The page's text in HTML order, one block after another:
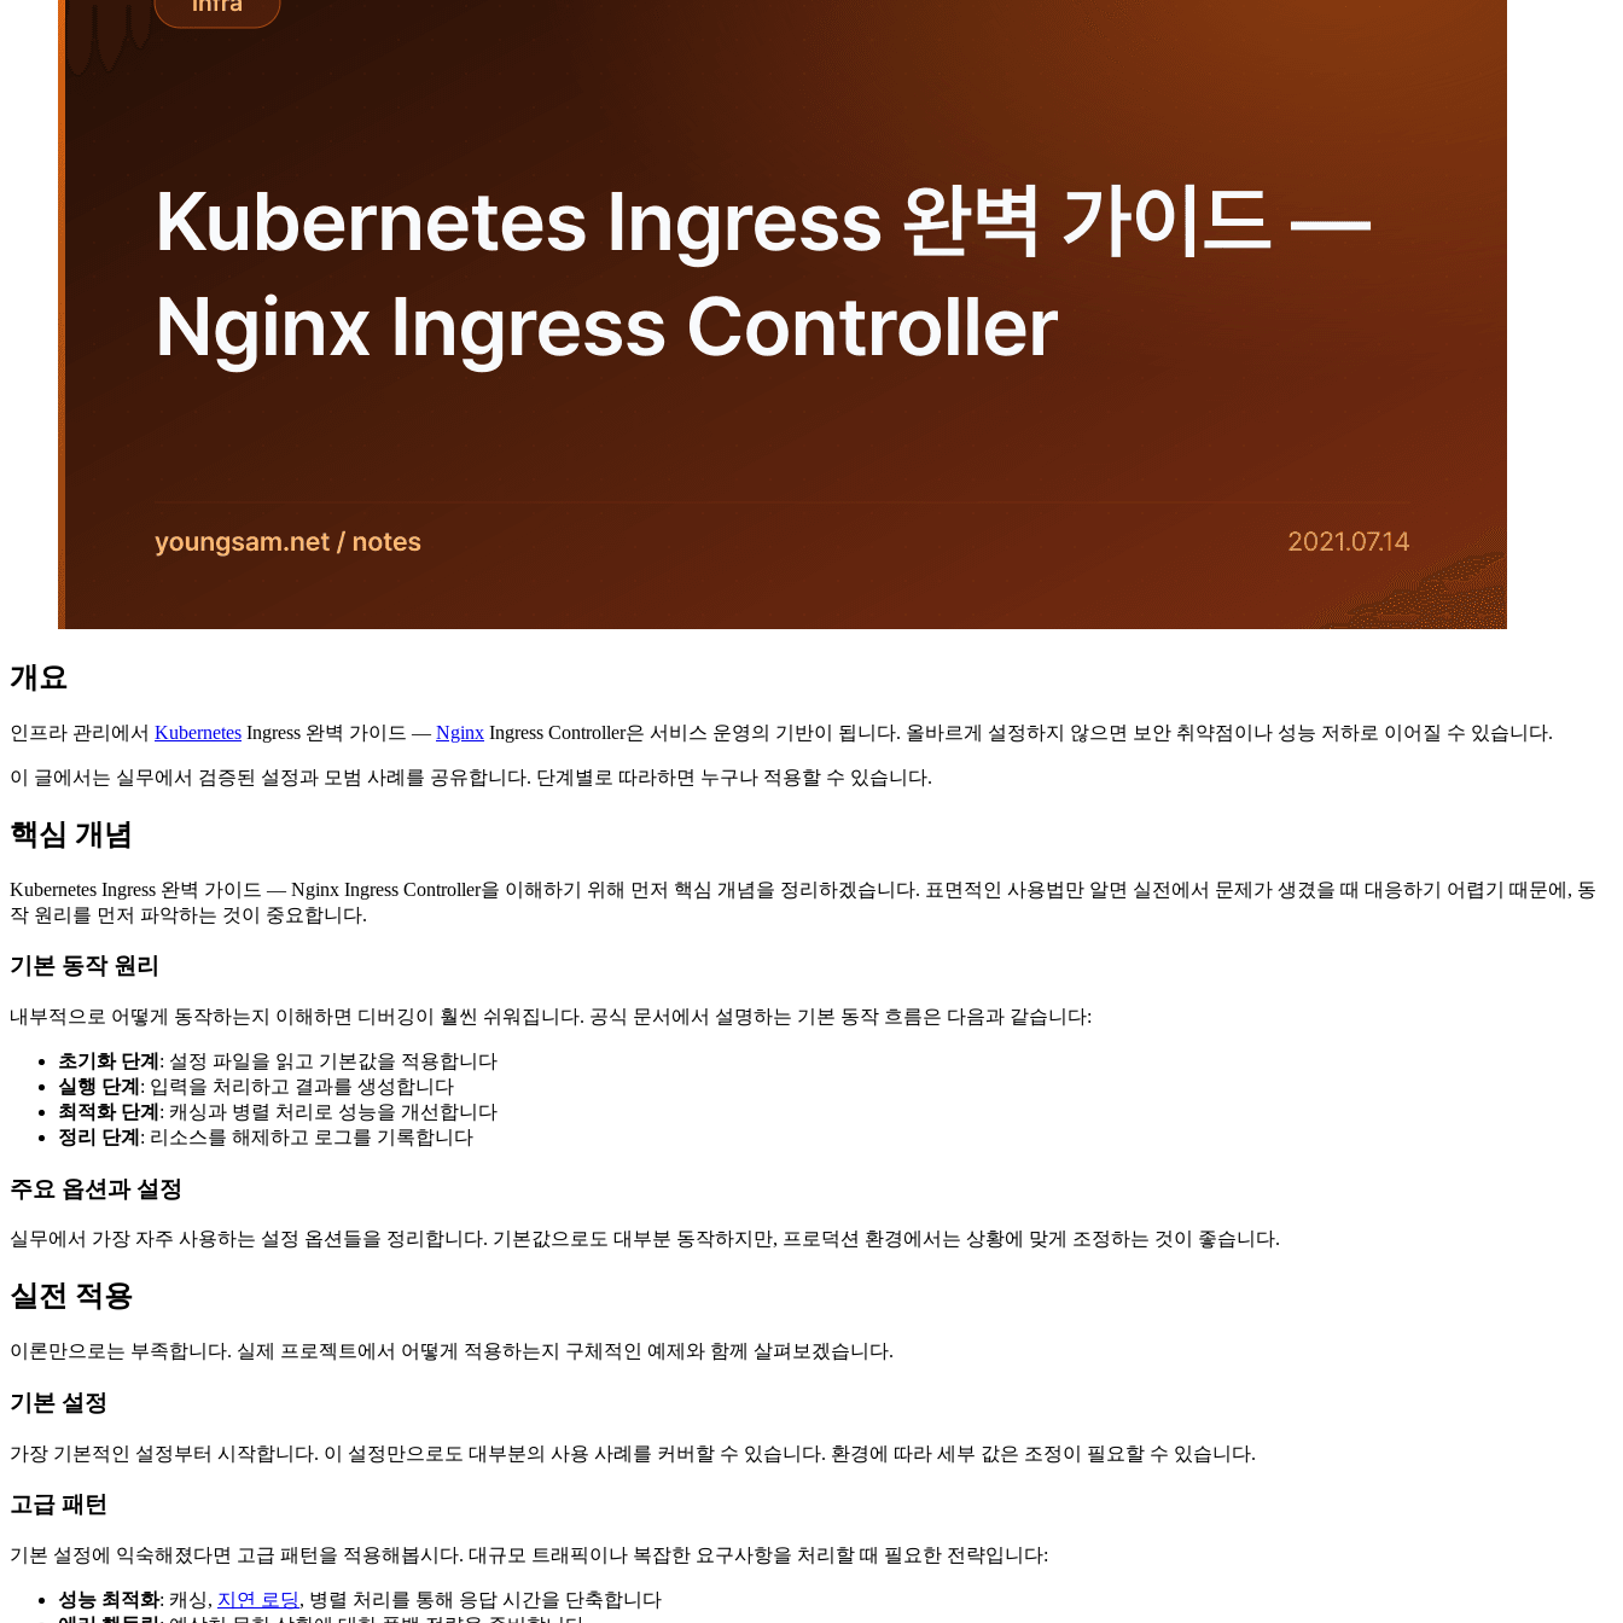
개요
인프라 관리에서 Kubernetes Ingress 완벽 가이드 — Nginx Ingress Controller은 서비스 운영의 기반이 됩니다. 올바르게 설정하지 않으면 보안 취약점이나 성능 저하로 이어질 수 있습니다.
이 글에서는 실무에서 검증된 설정과 모범 사례를 공유합니다. 단계별로 따라하면 누구나 적용할 수 있습니다.
핵심 개념
Kubernetes Ingress 완벽 가이드 — Nginx Ingress Controller을 이해하기 위해 먼저 핵심 개념을 정리하겠습니다. 표면적인 사용법만 알면 실전에서 문제가 생겼을 때 대응하기 어렵기 때문에, 동
작 원리를 먼저 파악하는 것이 중요합니다.
기본 동작 원리
내부적으로 어떻게 동작하는지 이해하면 디버깅이 훨씬 쉬워집니다. 공식 문서에서 설명하는 기본 동작 흐름은 다음과 같습니다:
초기화 단계 : 설정 파일을 읽고 기본값을 적용합니다
실행 단계 : 입력을 처리하고 결과를 생성합니다
최적화 단계 : 캐싱과 병렬 처리로 성능을 개선합니다
정리 단계 : 리소스를 해제하고 로그를 기록합니다
주요 옵션과 설정
실무에서 가장 자주 사용하는 설정 옵션들을 정리합니다. 기본값으로도 대부분 동작하지만, 프로덕션 환경에서는 상황에 맞게 조정하는 것이 좋습니다.
실전 적용
이론만으로는 부족합니다. 실제 프로젝트에서 어떻게 적용하는지 구체적인 예제와 함께 살펴보겠습니다.
기본 설정
가장 기본적인 설정부터 시작합니다. 이 설정만으로도 대부분의 사용 사례를 커버할 수 있습니다. 환경에 따라 세부 값은 조정이 필요할 수 있습니다.
고급 패턴
기본 설정에 익숙해졌다면 고급 패턴을 적용해봅시다. 대규모 트래픽이나 복잡한 요구사항을 처리할 때 필요한 전략입니다:
성능 최적화: 캐싱, 지연 로딩, 병렬 처리를 통해 응답 시간을 단축합니다